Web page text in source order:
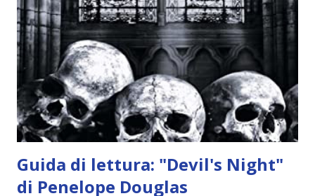
per avvertili che Mikael non è più "l'angelo puro" che
credono e che potrebbe aver ucciso altri mezzi angeli, tipo
Rafael. A quelle parole, Haniel seguito da altri ibridi, si reca
nell'appartamento, senza risultati. Infine cercano nella
chiesetta. Lì trovano Rafael alle prese con gli angeli puri,
ma questa volta ...
Guida di lettura: "Devil's Night"
di Penelope Douglas